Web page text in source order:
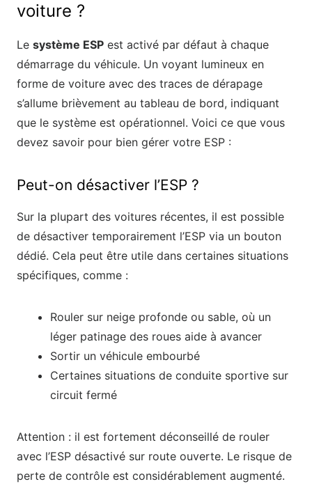
voiture ?
Le système ESP est activé par défaut à chaque
démarrage du véhicule. Un voyant lumineux en
forme de voiture avec des traces de dérapage
s’allume brièvement au tableau de bord, indiquant
que le système est opérationnel. Voici ce que vous
devez savoir pour bien gérer votre ESP :
Peut-on désactiver l’ESP ?
Sur la plupart des voitures récentes, il est possible
de désactiver temporairement l’ESP via un bouton
dédié. Cela peut être utile dans certaines situations
spécifiques, comme :
Rouler sur neige profonde ou sable, où un
léger patinage des roues aide à avancer
Sortir un véhicule embourbé
Certaines situations de conduite sportive sur
circuit fermé
Attention : il est fortement déconseillé de rouler
avec l’ESP désactivé sur route ouverte. Le risque de
perte de contrôle est considérablement augmenté.